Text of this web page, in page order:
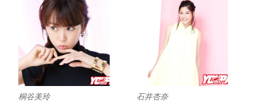
桐谷美玲 石井杏奈